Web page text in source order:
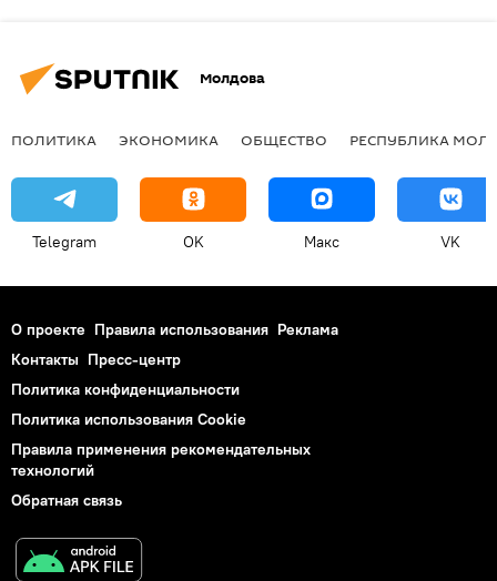
Молдова
ПОЛИТИКА ЭКОНОМИКА ОБЩЕСТВО РЕСПУБЛИКА
Telegram OK Макс VK
О проекте Правила использования Реклама
Контакты Пресс-центр
Политика конфиденциальности
Политика использования Cookie
Правила применения рекомендательных
технологий
Обратная связь